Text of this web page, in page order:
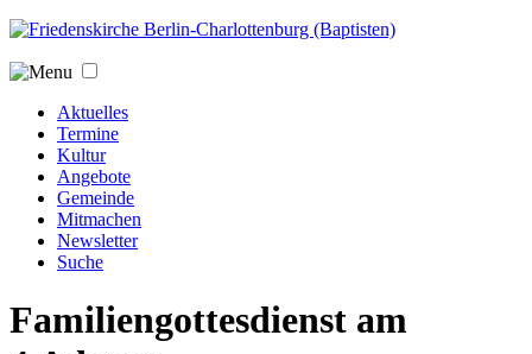
Jump to navigation
Aktuelles
Termine
Kultur
Angebote
Gemeinde
Mitmachen
Newsletter
Suche
Familiengottesdienst am